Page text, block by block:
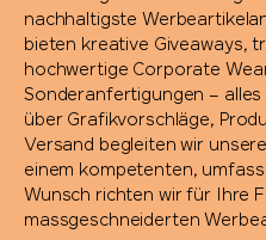
nachhaltigste
bieten kreative Giveaways,
hochwertige Corporate
Sonderanfertigungen –
über Grafikvorschläge,
Versand begleiten wir
einem kompetenten,
Wunsch richten wir für Ihre
massgeschneiderten